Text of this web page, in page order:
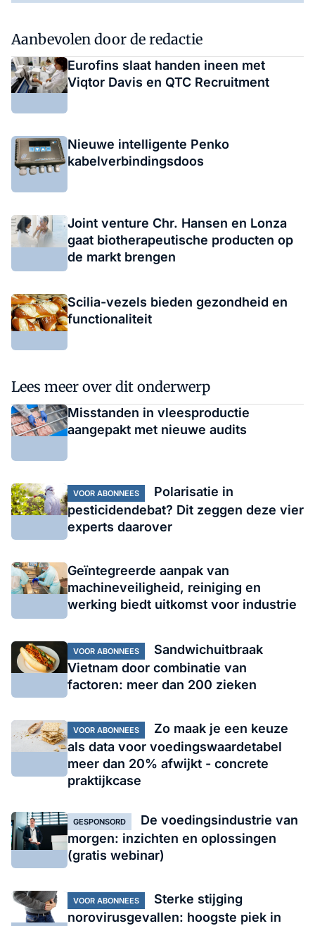
Aanbevolen door de redactie
Eurofins slaat handen ineen met
Viqtor Davis en QTC Recruitment
Nieuwe intelligente Penko
kabelverbindingsdoos
Joint venture Chr. Hansen en Lonza
gaat biotherapeutische producten op
de markt brengen
Scilia-vezels bieden gezondheid en
functionaliteit
Lees meer over dit onderwerp
Misstanden in vleesproductie
aangepakt met nieuwe audits
VOOR ABONNEES
Polarisatie in
pesticidendebat? Dit zeggen deze vier
experts daarover
Geïntegreerde aanpak van
machineveiligheid, reiniging en
werking biedt uitkomst voor industrie
VOOR ABONNEES
Sandwichuitbraak
Vietnam door combinatie van
factoren: meer dan 200 zieken
VOOR ABONNEES
Zo maak je een keuze
als data voor voedingswaardetabel
meer dan 20% afwijkt - concrete
praktijkcase
GESPONSORD
De voedingsindustrie van
morgen: inzichten en oplossingen
(gratis webinar)
VOOR ABONNEES
Sterke stijging
norovirusgevallen: hoogste piek in